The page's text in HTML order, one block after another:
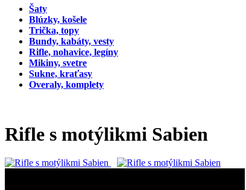
Šaty
Blúzky, košele
Trička, topy
Bundy, kabáty, vesty
Rifle, nohavice, legíny
Mikiny, svetre
Sukne, kraťasy
Overaly, komplety
Rifle s motýlikmi Sabien